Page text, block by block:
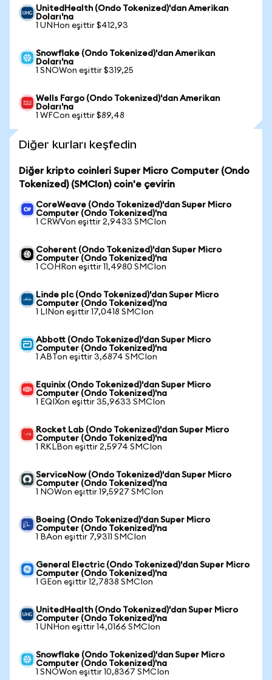
UnitedHealth (Ondo Tokenized)'dan Amerikan
Doları'na
1 UNHon eşittir $412,93
Snowflake (Ondo Tokenized)'dan Amerikan
Doları'na
1 SNOWon eşittir $319,25
Wells Fargo (Ondo Tokenized)'dan Amerikan
Doları'na
1 WFCon eşittir $89,48
Diğer kurları keşfedin
Diğer kripto coinleri Super Micro Computer (Ondo
Tokenized) (SMCIon) coin'e çevirin
CoreWeave (Ondo Tokenized)'dan Super Micro
Computer (Ondo Tokenized)'na
1 CRWVon eşittir 2,9433 SMCIon
Coherent (Ondo Tokenized)'dan Super Micro
Computer (Ondo Tokenized)'na
1 COHRon eşittir 11,4980 SMCIon
Linde plc (Ondo Tokenized)'dan Super Micro
Computer (Ondo Tokenized)'na
1 LINon eşittir 17,0418 SMCIon
Abbott (Ondo Tokenized)'dan Super Micro
Computer (Ondo Tokenized)'na
1 ABTon eşittir 3,6874 SMCIon
Equinix (Ondo Tokenized)'dan Super Micro
Computer (Ondo Tokenized)'na
1 EQIXon eşittir 35,9633 SMCIon
Rocket Lab (Ondo Tokenized)'dan Super Micro
Computer (Ondo Tokenized)'na
1 RKLBon eşittir 2,5974 SMCIon
ServiceNow (Ondo Tokenized)'dan Super Micro
Computer (Ondo Tokenized)'na
1 NOWon eşittir 19,5927 SMCIon
Boeing (Ondo Tokenized)'dan Super Micro
Computer (Ondo Tokenized)'na
1 BAon eşittir 7,9311 SMCIon
General Electric (Ondo Tokenized)'dan Super Micro
Computer (Ondo Tokenized)'na
1 GEon eşittir 12,7838 SMCIon
UnitedHealth (Ondo Tokenized)'dan Super Micro
Computer (Ondo Tokenized)'na
1 UNHon eşittir 14,0166 SMCIon
Snowflake (Ondo Tokenized)'dan Super Micro
Computer (Ondo Tokenized)'na
1 SNOWon eşittir 10,8367 SMCIon